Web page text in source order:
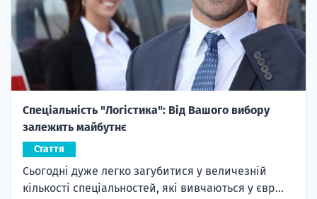
Спеціальність "Логістика": Від Вашого вибору
залежить майбутнє
Стаття
Сьогодні дуже легко загубитися у величезній
кількості спеціальностей, які вивчаються у євр...